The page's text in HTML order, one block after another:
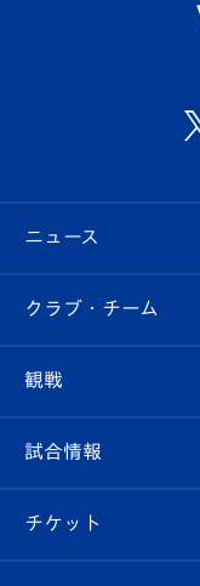
ニュース
すべて
クラブ
試合情報
クラブ・チーム
クラブ概要
エンブレム紹介
観戦
観戦ルール
はじめての観戦ガ
試合情報
試合日程/結果
チケット